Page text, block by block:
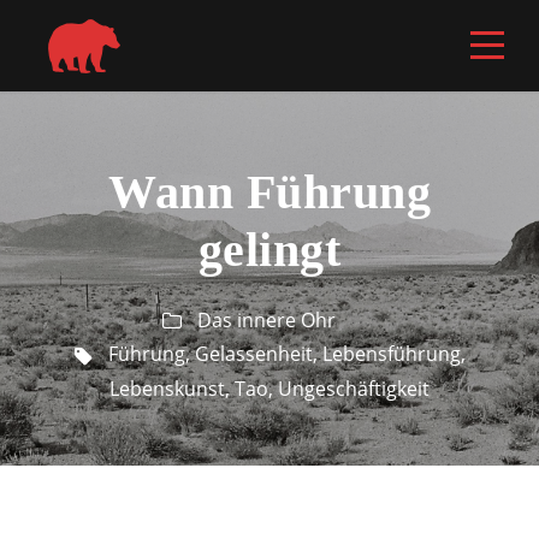
Wann Führung
gelingt
Das innere Ohr
Führung,Gelassenheit,Lebensführung,
Lebenskunst,Tao,Ungeschäftigkeit